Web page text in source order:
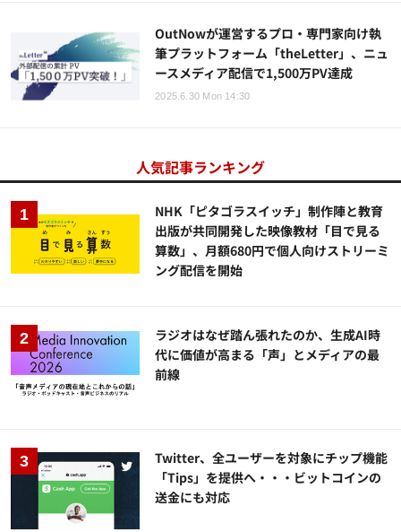
OutNowが運営するプロ・専門家向け執
筆プラットフォーム「theLetter」、ニュ
ースメディア配信で1,500万PV達成
2025.6.30 Mon 14:30
人気記事ランキング
NHK「ピタゴラスイッチ」制作陣と教育
出版が共同開発した映像教材「目で見る
算数」、月額680円で個人向けストリーミ
ング配信を開始
ラジオはなぜ踏ん張れたのか、生成AI時
代に価値が高まる「声」とメディアの最
前線
Twitter、全ユーザーを対象にチップ機能
「Tips」を提供へ・・・ビットコインの
送金にも対応